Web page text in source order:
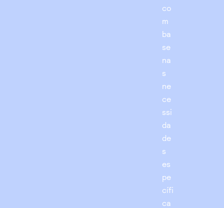
co
m
ba
se
na
s
ne
ce
ssi
da
de
s
es
pe
cífi
ca